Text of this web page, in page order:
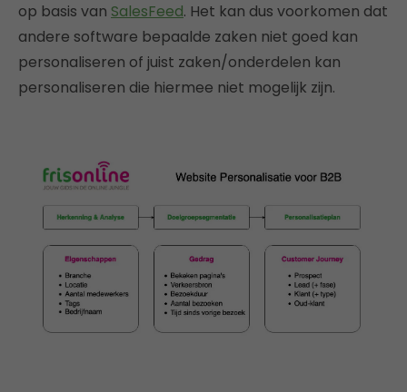
op basis van SalesFeed. Het kan dus voorkomen dat
andere software bepaalde zaken niet goed kan
personaliseren of juist zaken/onderdelen kan
personaliseren die hiermee niet mogelijk zijn.